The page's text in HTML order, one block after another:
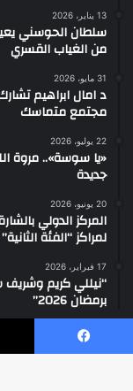
13 يناير، 2026
سلطان الحوسني يعيد
من الغياب القسري
31 مايو، 2026
د امال ابراهيم
مجتمع متماسك
22 يوليو، 2026
«يا سوسة».. مروة
جديدة
20 يونيو، 2026
لمراكز “الفئة
17 فبراير، 2026
“نيللي كريم
برمضان 2026”
فيسبوك ‫X